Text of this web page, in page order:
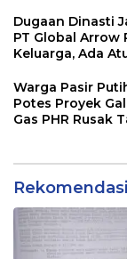
Dokumen
Dugaan Dinasti
PT Global Arrow
Keluarga, Ada
Warga Pasir
Potes Proyek
Gas PHR Rusak